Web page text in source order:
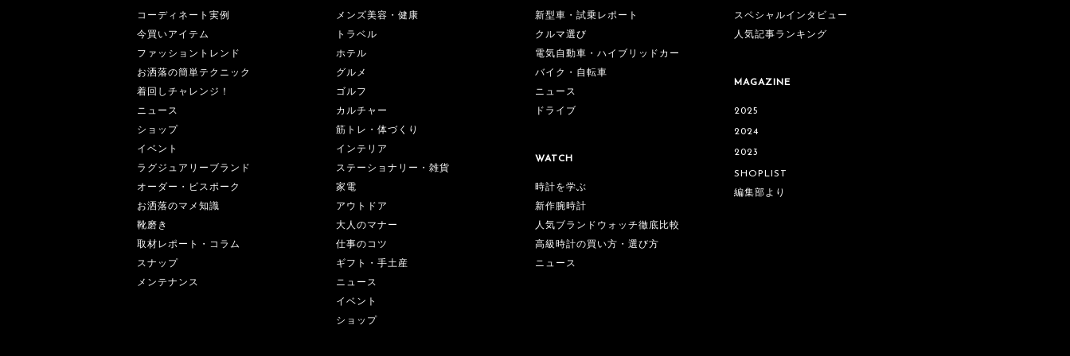
コーディネート実例
今買いアイテム
ファッショントレンド
お洒落の簡単テクニック
着回しチャレンジ！
ニュース
ショップ
イベント
ラグジュアリーブランド
オーダー・ビスポーク
お洒落のマメ知識
靴磨き
取材レポート・コラム
スナップ
メンテナンス
メンズ美容・健康
トラベル
ホテル
グルメ
ゴルフ
カルチャー
筋トレ・体づくり
インテリア
ステーショナリー・雑貨
家電
アウトドア
大人のマナー
仕事のコツ
ギフト・手土産
ニュース
イベント
ショップ
新型車・試乗レポート
クルマ選び
電気自動車・ハイブリッドカー
バイク・自転車
ニュース
ドライブ
WATCH
時計を学ぶ
新作腕時計
人気ブランドウォッチ徹底比較
高級時計の買い方・選び方
ニュース
スペシャルインタビュー
人気記事ランキング
MAGAZINE
2025
2024
2023
SHOPLIST
編集部より